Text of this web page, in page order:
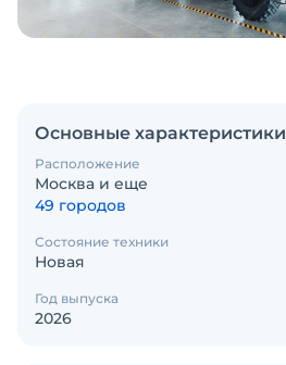
Основные характеристики
Расположение
Москва и еще
49 городов
Состояние техники
Новая
Год выпуска
2026